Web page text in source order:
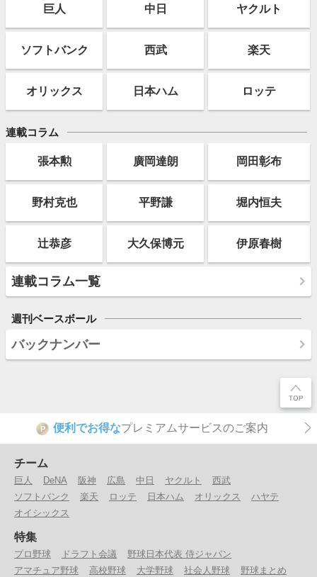
巨人 中日 ヤクルト
ソフトバンク 西武 楽天
オリックス 日本ハム ロッテ
連載コラム
張本勲 廣岡達朗 岡田彰布
野村克也 平野謙 堀内恒夫
辻恭彦 大久保博元 伊原春樹
連載コラム一覧
週刊ベースボール
バックナンバー
P 便利でお得なプレミアムサービスのご案内
チーム
巨人 DeNA 阪神 広島 中日 ヤクルト
西武
ソフトバンク
楽天 ロッテ 日本ハム オリックス
ハヤテ
オイシックス
特集
プロ野球 ドラフト会議
野球日本代表 侍ジャパン
アマチュア野球
高校野球 大学野球 社会人野球 野球まとめ